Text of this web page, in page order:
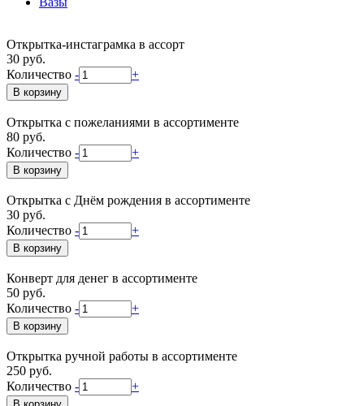
Открытка-инстаграмка в ассорт
30 руб.
Количество - +
Открытка с пожеланиями в ассортименте
80 руб.
Количество - +
Открытка с Днём рождения в ассортименте
30 руб.
Количество - +
Конверт для денег в ассортименте
50 руб.
Количество - +
Открытка ручной работы в ассортименте
250 руб.
Количество - +